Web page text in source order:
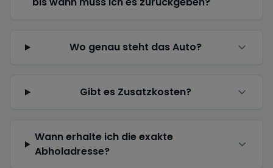
Wo genau steht das Auto?
Gibt es Zusatzkosten?
Wann erhalte ich die exakte
Abholadresse?